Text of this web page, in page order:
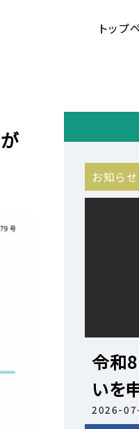
トップ
お知らせ
令和
いを
2026-